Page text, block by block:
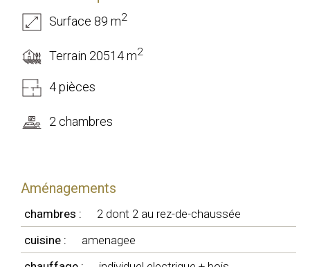
Surface 89 m2
Terrain 20514 m2
4 pièces
2 chambres
Aménagements
chambres :
2 dont 2 au rez-de-chaussée
cuisine :
amenagee